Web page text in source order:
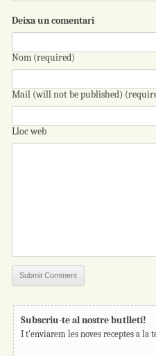
Deixa un comentari
Nom (required)
Mail (will not be published)
Lloc web
Subscriu-te al nostre butlletí!
I t'enviarem les noves receptes a la